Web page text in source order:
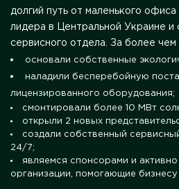
долгий путь от маленького
лидера в Центральной Украине и
сервисного отдела. За более чем
основали собственные
наладили бесперебойную
лицензированного оборудования;
смонтировали более 10 МВт
открыли 2 новых
создали собственный
24/7;
являемся спонсорами и
организации, помогающие бизнесу